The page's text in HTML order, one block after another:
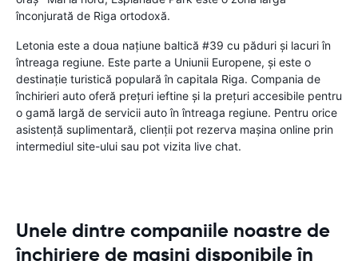
înconjurată de Riga ortodoxă.
Letonia este a doua națiune baltică #39 cu păduri și lacuri în
întreaga regiune. Este parte a Uniunii Europene, și este o
destinație turistică populară în capitala Riga. Compania de
închirieri auto oferă prețuri ieftine și la prețuri accesibile pentru
o gamă largă de servicii auto în întreaga regiune. Pentru orice
asistență suplimentară, clienții pot rezerva mașina online prin
intermediul site-ului sau pot vizita live chat.
Unele dintre companiile noastre de
închiriere de mașini disponibile în